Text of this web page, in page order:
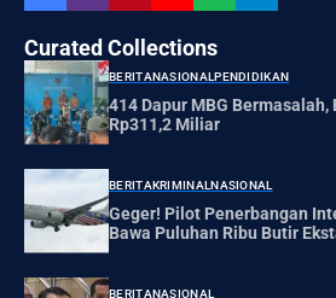
Curated Collections
BERITANASIONALPENDIDIKAN
414 Dapur MBG Bermasalah,
Rp311,2 Miliar
BERITAKRIMINALNASIONAL
Geger! Pilot Penerbangan
Bawa Puluhan Ribu Butir
BERITANASIONAL